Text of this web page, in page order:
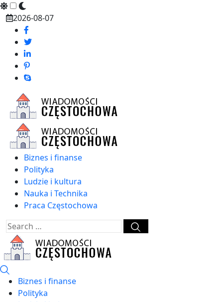
Skip
content
2026-08-07
Biznes i finanse
Polityka
Ludzie i kultura
Nauka i Technika
Praca Częstochowa
Biznes i finanse
Polityka